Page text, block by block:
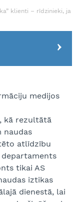
klienti – rīdzinieki, ja
medijos
kā rezultātā
naudas
atlīdzību
departaments
tikai AS
iztikas
dienestā, lai